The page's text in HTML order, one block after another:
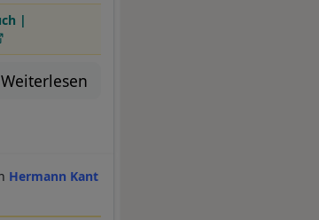
|
Weiterlesen
Hermann Kant